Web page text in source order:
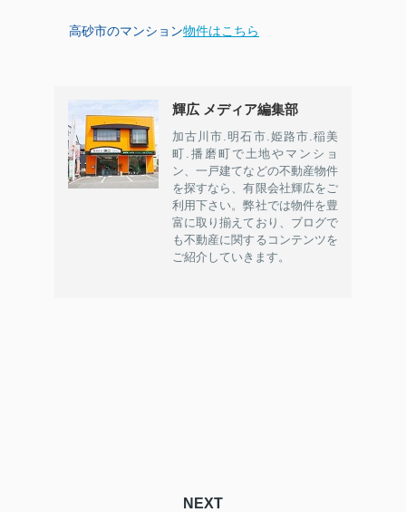
高砂市のマンション物件はこちら
輝広 メディア編集部
加古川市.明石市.姫路市.稲美
町.播磨町で土地やマンショ
ン、一戸建てなどの不動産物件
を探すなら、有限会社輝広をご
利用下さい。弊社では物件を豊
富に取り揃えており、ブログで
も不動産に関するコンテンツを
ご紹介していきます。
NEXT